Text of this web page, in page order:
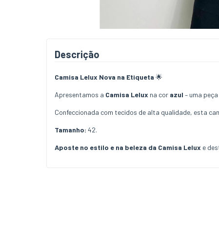
Descrição
Camisa Lelux Nova na Etiqueta 🌟
Apresentamos a Camisa Lelux na cor azul – uma
Confeccionada com tecidos de alta qualidade, esta
Tamanho: 42.
Aposte no estilo e na beleza da Camisa Lelux e